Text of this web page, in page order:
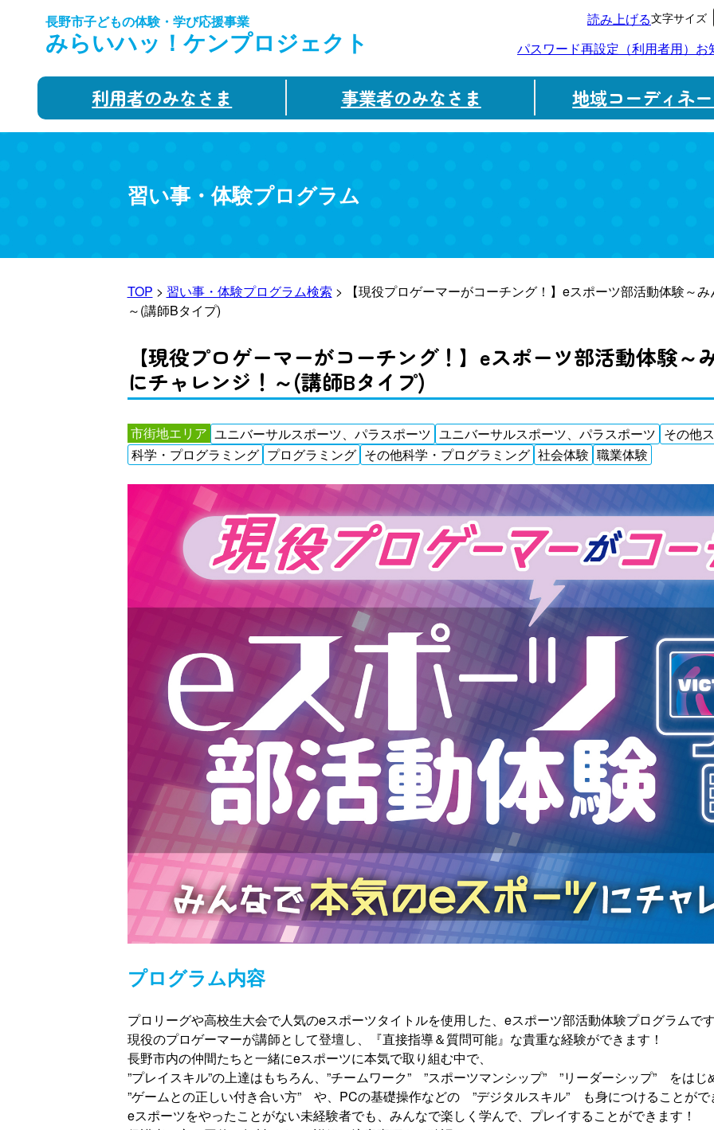
長野市子どもの体験・学び応援事業
みらいハッ！ケンプロジェクト
読み上げる文字サイズ
パスワード再設定（利用者用） お
利用者のみなさま 事業者のみなさま 地域コーディネ
習い事・体験プログラム
TOP > 習い事・体験プログラム検索 > 【現役プロゲーマーがコーチング！】eスポーツ部活動体験～
～(講師Bタイプ)
【現役プロゲーマーがコーチング！】eスポーツ部活動体験～
にチャレンジ！～(講師Bタイプ)
市街地エリア ユニバーサルスポーツ、パラスポーツ ユニバーサルスポーツ、パラスポーツ その他
科学・プログラミング プログラミング その他科学・プログラミング 社会体験 職業体験
プログラム内容
プロリーグや高校生大会で人気のeスポーツタイトルを使用した、eスポーツ部活動体験プログラムで
現役のプロゲーマーが講師として登壇し、『直接指導＆質問可能』な貴重な経験ができます！
長野市内の仲間たちと一緒にeスポーツに本気で取り組む中で、
”プレイスキル”の上達はもちろん、”チームワーク” ”スポーツマンシップ” ”リーダーシップ” をはじ
”ゲームとの正しい付き合い方” や、PCの基礎操作などの ”デジタルスキル” も身につけることがで
eスポーツをやったことがない未経験者でも、みんなで楽しく学んで、プレイすることができます！